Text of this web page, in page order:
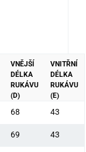
VNĚJŠÍ
DÉLKA
RUKÁVU
(D)
VNITŘNÍ
DÉLKA
RUKÁVU
(E)
68 43
69 43